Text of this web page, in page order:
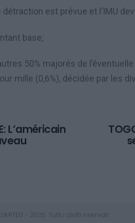
détraction est prévue et l’IMU
base;
50% majorés de
mille (0,6%), décidée par les
L’américain